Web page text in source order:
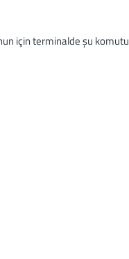
için terminalde şu komutu